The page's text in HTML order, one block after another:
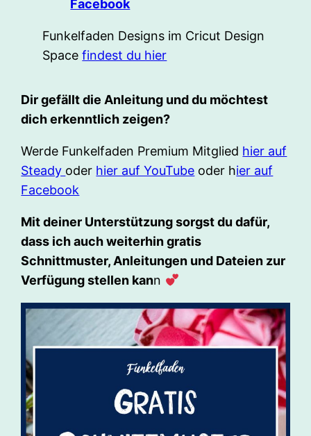
Facebook
Funkelfaden Designs im Cricut Design
Spacefindest du hier
Dir gefällt die Anleitung und du möchtest
dich erkenntlich zeigen?
Werde Funkelfaden Premium Mitglied hier auf
Steady oder hier auf YouTube oder hier auf
Facebook
Mit deiner Unterstützung sorgst du dafür,
dass ich auch weiterhin gratis
Schnittmuster, Anleitungen und Dateien zur
Verfügung stellen kann